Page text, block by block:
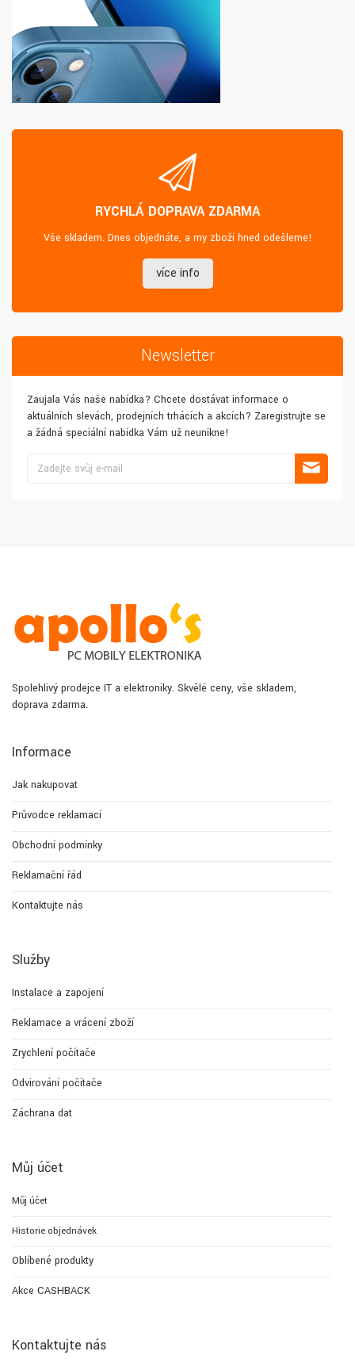
RYCHLÁ DOPRAVA ZDARMA
Vše skladem. Dnes objednáte, a my zboží hned odešleme!
více info
Newsletter
Zaujala Vás naše nabídka? Chcete dostávat informace o
aktuálních slevách, prodejních trhácích a akcích? Zaregistrujte se
a žádná speciální nabídka Vám už neunikne!
Spolehlivý prodejce IT a elektroniky. Skvělé ceny, vše skladem,
doprava zdarma.
Informace
Jak nakupovat
Průvodce reklamací
Obchodní podmínky
Reklamační řád
Kontaktujte nás
Služby
Instalace a zapojení
Reklamace a vrácení zboží
Zrychlení počítače
Odvirování počítače
Záchrana dat
Můj účet
Můj účet
Historie objednávek
Oblíbené produkty
Akce CASHBACK
Kontaktujte nás